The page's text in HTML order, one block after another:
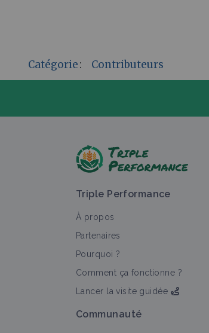
Catégorie: Contributeurs
Triple Performance
À propos
Partenaires
Pourquoi ?
Comment ça fonctionne ?
Lancer la visite guidée
Communauté